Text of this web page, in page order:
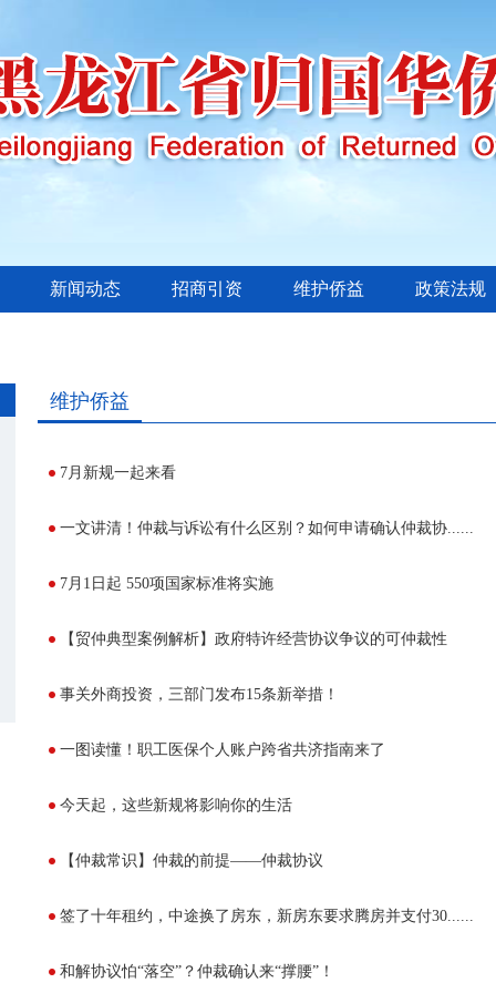
新闻动态 招商引资 维护侨益 政策法规
维护侨益
7月新规一起来看
一文讲清！仲裁与诉讼有什么区别？如何申请确认仲裁协......
7月1日起 550项国家标准将实施
【贸仲典型案例解析】政府特许经营协议争议的可仲裁性
事关外商投资，三部门发布15条新举措！
一图读懂！职工医保个人账户跨省共济指南来了
今天起，这些新规将影响你的生活
【仲裁常识】仲裁的前提——仲裁协议
签了十年租约，中途换了房东，新房东要求腾房并支付30......
和解协议怕“落空”？仲裁确认来“撑腰”！